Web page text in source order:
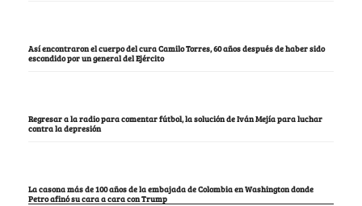
Así encontraron el cuerpo del cura Camilo Torres, 60 años después de haber sido
escondido por un general del Ejército
Regresar a la radio para comentar fútbol, la solución de Iván Mejía para luchar
contra la depresión
La casona más de 100 años de la embajada de Colombia en Washington donde
Petro afinó su cara a cara con Trump